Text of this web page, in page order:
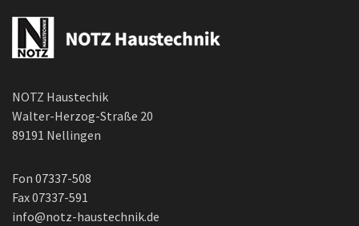
NOTZ Haustechik
Walter-Herzog-Straße 20
89191 Nellingen
Fon 07337-508
Fax 07337-591
info@notz-haustechnik.de